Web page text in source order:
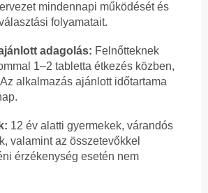
mindennapi működését és
folyamatait.
adagolás: Felnőtteknek
1–2 tabletta étkezés közben,
alkalmazás ajánlott időtartama
12 év alatti gyermekek, várandós
valamint az összetevőkkel
érzékenység esetén nem